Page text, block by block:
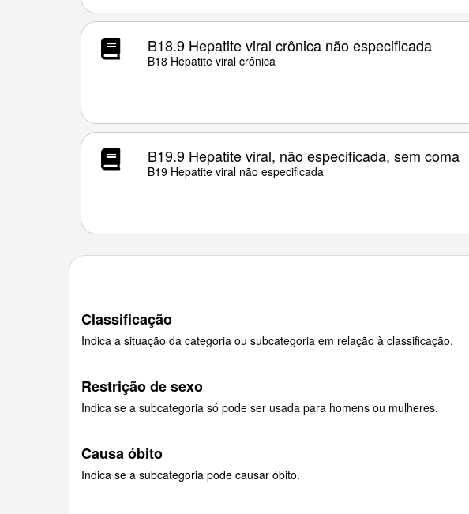
B18.9 Hepatite viral crônica não especificada
B18 Hepatite viral crônica
B19.9 Hepatite viral, não especificada, sem coma
B19 Hepatite viral não especificada
Classificação
Indica a situação da categoria ou subcategoria em relação à classificação.
Restrição de sexo
Indica se a subcategoria só pode ser usada para homens ou mulheres.
Causa óbito
Indica se a subcategoria pode causar óbito.